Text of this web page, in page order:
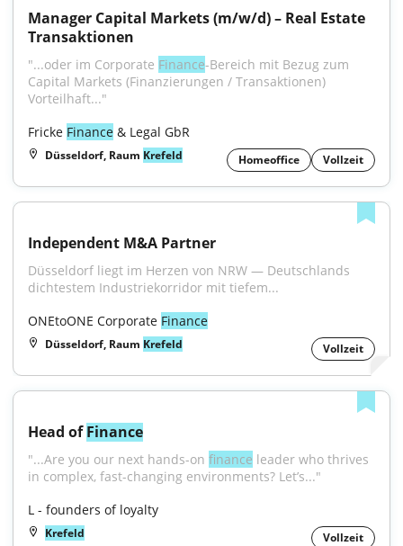
Manager Capital Markets (m/w/d) – Real Estate
Transaktionen
"...oder im Corporate Finance-Bereich mit Bezug zum
Capital Markets (Finanzierungen / Transaktionen)
Vorteilhaft..."
Fricke Finance & Legal GbR
Düsseldorf, Raum Krefeld Homeoffice Vollzeit
Independent M&A Partner
Düsseldorf liegt im Herzen von NRW — Deutschlands
dichtestem Industriekorridor mit tiefem...
ONEtoONE Corporate Finance
Düsseldorf, Raum Krefeld Vollzeit
Head of Finance
"...Are you our next hands-on finance leader who thrives
in complex, fast-changing environments? Let’s..."
L - founders of loyalty
Krefeld Vollzeit